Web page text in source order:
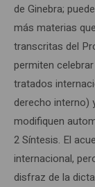
de Ginebra;
más materias
transcritas del
permiten
tratados
derecho interno)
modifiquen
2 Síntesis. El
internacional,
disfraz de la